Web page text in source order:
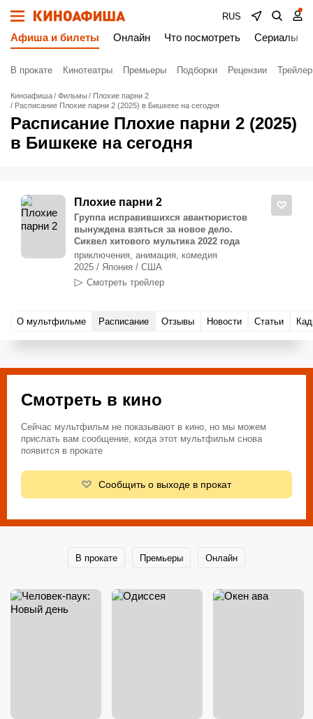
RUS
Афиша и билеты Онлайн Что посмотреть Сериалы
В прокате Кинотеатры Премьеры Подборки Рецензии
Киноафиша Фильмы
Плохие парни 2
Расписание Плохие парни 2 (2025) в Бишкеке на сегодня
Расписание Плохие парни 2 (2025)
в Бишкеке на сегодня
Плохие парни 2
Группа исправившихся авантюристов
вынуждена взяться за новое дело.
Сиквел хитового мультика 2022 года
приключения, анимация, комедия
2025 / Япония / США
Смотреть трейлер
О мультфильме Расписание Отзывы Новости Статьи
Смотреть в кино
Сейчас мультфильм не показывают в кино, но мы можем
прислать вам сообщение, когда этот мультфильм снова
появится в прокате
Сообщить о выходе в прокат
В прокате Премьеры Онлайн